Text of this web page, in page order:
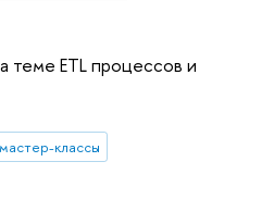
теме ETL процессов и
мастер-классы